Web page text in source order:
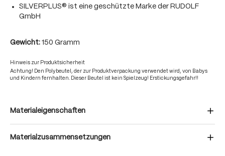
SILVERPLUS® ist eine geschützte Marke der RUDOLF
GmbH
Gewicht: 150 Gramm
Hinweis zur Produktsicherheit
Achtung! Den Polybeutel, der zur Produktverpackung verwendet wird, von Babys
und Kindern fernhalten. Dieser Beutel ist kein Spielzeug! Erstickungsgefahr!!
Materialeigenschaften
Materialzusammensetzungen